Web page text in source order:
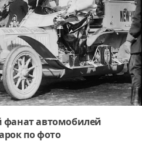
как некоторые
марок, мягко говоря, нелепо и
фанат автомобилей
угадать 12/12 марок по фото